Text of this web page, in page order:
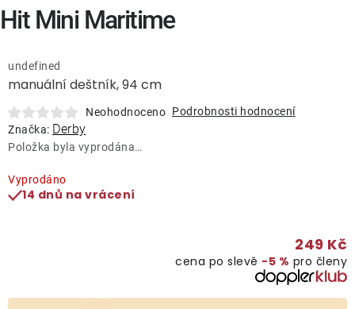
Doplňky
Deštníky
manuální deštník, 94 cm
undefined
Neohodnoceno Podrobnosti hodnocení
Značka: Derby
Položka byla vyprodána…
Vyprodáno
14 dnů na vrácení
249 Kč
cena po slevě −5 % pro členy
Hit Mini Maritime